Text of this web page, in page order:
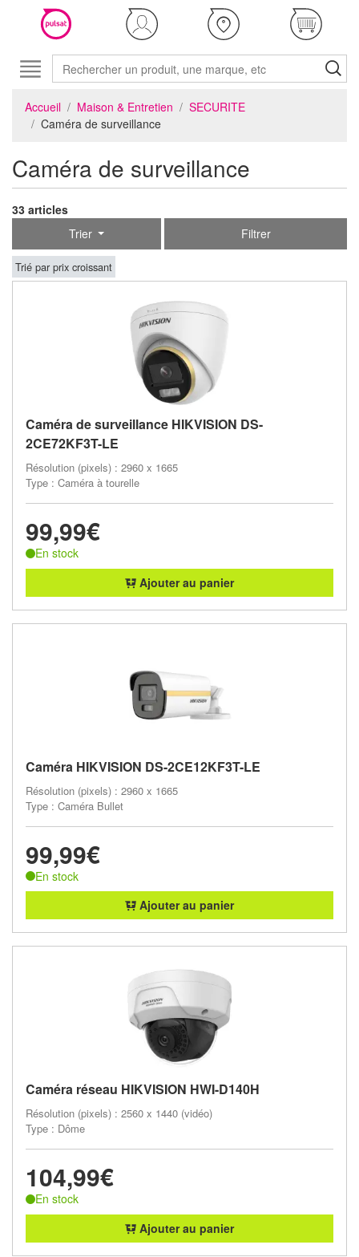
Accueil Maison & Entretien
SECURITE
Caméra de surveillance
Caméra de surveillance
33 articles
Trier
Filtrer
Trié par prix croissant
Caméra de surveillance HIKVISION DS-
2CE72KF3T-LE
Résolution (pixels) : 2960 x 1665
Type : Caméra à tourelle
99,99€
En stock
Ajouter au panier
Caméra HIKVISION DS-2CE12KF3T-LE
Résolution (pixels) : 2960 x 1665
Type : Caméra Bullet
99,99€
En stock
Ajouter au panier
Caméra réseau HIKVISION HWI-D140H
Résolution (pixels) : 2560 x 1440 (vidéo)
Type : Dôme
104,99€
En stock
Ajouter au panier